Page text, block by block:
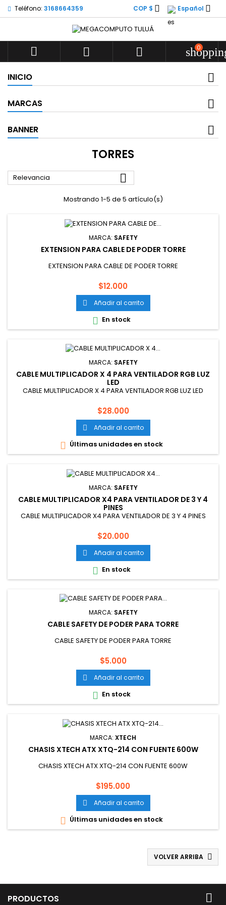
Teléfono: 3168664359 Español 
COP $ 
   0
INICIO
MARCAS
BANNER
TORRES
Relevancia 
Mostrando 1-5 de 5 artículo(s)
MARCA: SAFETY
EXTENSION PARA CABLE DE PODER TORRE
EXTENSION PARA CABLE DE PODER TORRE
Precio
$12.000
 Añadir al carrito
 En stock
MARCA: SAFETY
CABLE MULTIPLICADOR X 4 PARA VENTILADOR RGB LUZ
LED
CABLE MULTIPLICADOR X 4 PARA VENTILADOR RGB LUZ LED
Precio
$28.000
 Añadir al carrito
 Últimas unidades en stock
MARCA: SAFETY
CABLE MULTIPLICADOR X4 PARA VENTILADOR DE 3 Y 4
PINES
CABLE MULTIPLICADOR X4 PARA VENTILADOR DE 3 Y 4 PINES
Precio
$20.000
 Añadir al carrito
 En stock
MARCA: SAFETY
CABLE SAFETY DE PODER PARA TORRE
CABLE SAFETY DE PODER PARA TORRE
Precio
$5.000
 Añadir al carrito
 En stock
MARCA: XTECH
CHASIS XTECH ATX XTQ-214 CON FUENTE 600W
CHASIS XTECH ATX XTQ-214 CON FUENTE 600W
Precio
$195.000
 Añadir al carrito
 Últimas unidades en stock
VOLVER ARRIBA 
PRODUCTOS 